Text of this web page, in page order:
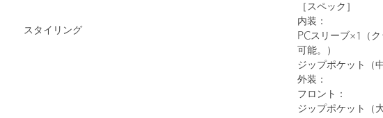
［スペック］
内装：
PCスリーブ×1（
可能。）
ジップポケット（
外装：
フロント：
ジップポケット（
スタイリング